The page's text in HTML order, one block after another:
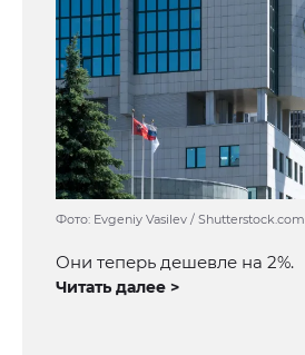
Фото: Evgeniy Vasilev / Shutterstock.com
Они теперь дешевле на 2%.
Читать далее >